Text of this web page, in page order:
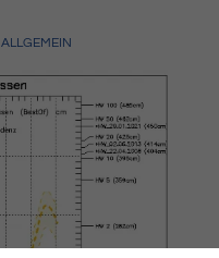
ALLGEMEIN